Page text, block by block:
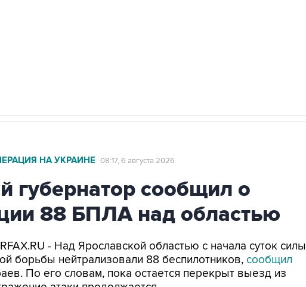
НА УКРАИНЕ 08:17, 6 августа 2026
губернатор сообщил о
88 БПЛА над областью
- Над Ярославской областью с начала суток силы
борьбы нейтрализовали 88 беспилотников, сообщил
По его словам, пока остается перекрыт выезд из